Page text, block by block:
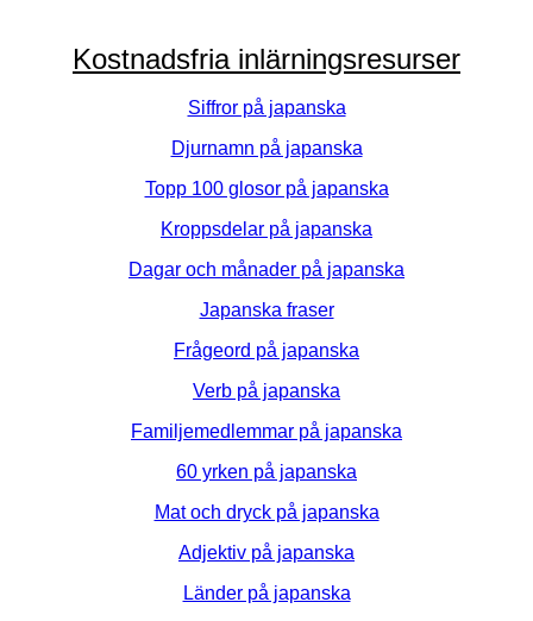
Kostnadsfria inlärningsresurser
Siffror på japanska
Djurnamn på japanska
Topp 100 glosor på japanska
Kroppsdelar på japanska
Dagar och månader på japanska
Japanska fraser
Frågeord på japanska
Verb på japanska
Familjemedlemmar på japanska
60 yrken på japanska
Mat och dryck på japanska
Adjektiv på japanska
Länder på japanska